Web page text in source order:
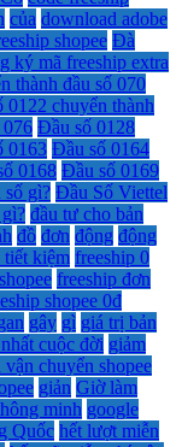
của download adobe
shopee Đà
ký mã freeship extra
thành đầu số 070
0122 chuyển thành
076 Đầu số 0128
0163 Đầu số 0164
0168 Đầu số 0169
gì? Đầu Số Viettel
đầu tư cho bản
đồ đơn động động
tiết kiệm freeship 0
freeship đơn
shopee 0đ
gây gì giá trị bản
cuộc đời giảm
vận chuyển shopee
giản Giờ làm
minh google
Quốc hết lượt miễn